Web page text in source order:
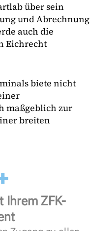
über sein
und Abrechnung
auch die
Eichrecht
biete nicht
maßgeblich zur
breiten
Ihrem ZFK-